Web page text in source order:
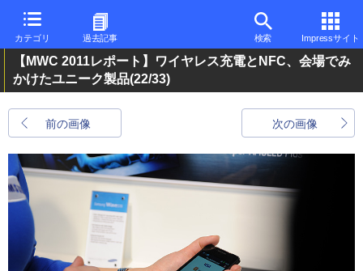
カテゴリ 過去記事 検索 Impressサイト
【MWC 2011レポート】ワイヤレス充電とNFC、会場でみ
かけたユニーク製品(22/33)
前の画像 次の画像